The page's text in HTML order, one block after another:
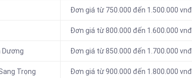
Đơn giá từ 750.000 đến 1.500.000 vnđ
Đơn giá từ 800.000 đến 1.600.000 vnđ
Dương Đơn giá từ 850.000 đến 1.700.000 vnđ
Trọng Đơn giá từ 900.000 đến 1.800.000 vnđ